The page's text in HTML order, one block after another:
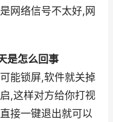
网络信号不太好,网
是怎么回事
能锁屏,软件就关掉
,这样对方给你打视
接一键退出就可以